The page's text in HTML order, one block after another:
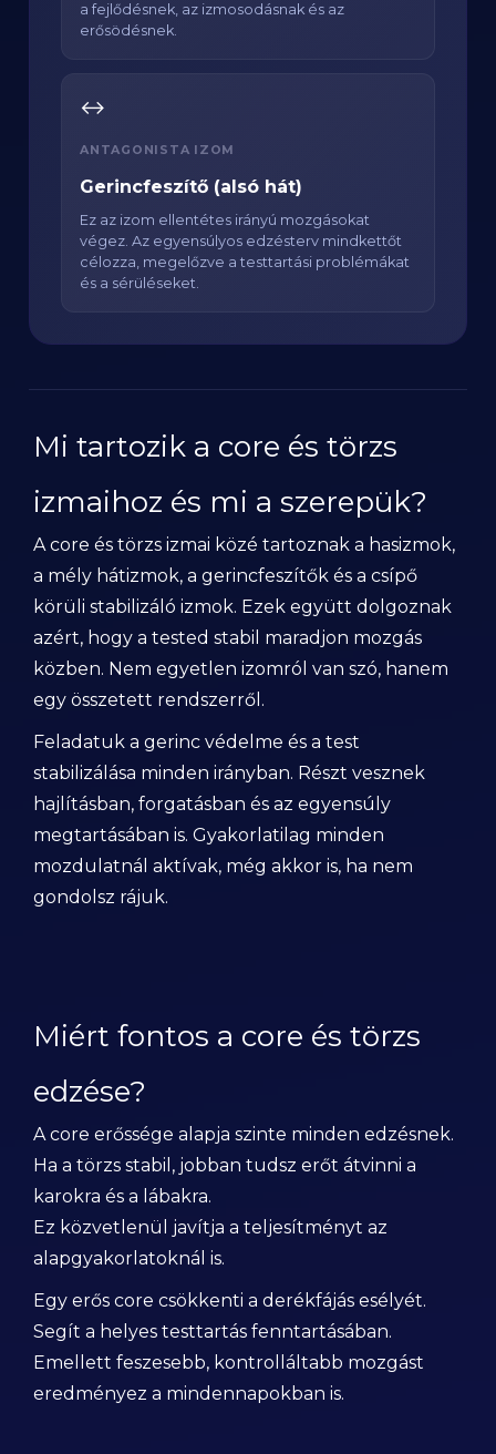
a fejlődésnek, az izmosodásnak és az
erősödésnek.
↔️
ANTAGONISTA IZOM
Gerincfeszítő (alsó hát)
Ez az izom ellentétes irányú mozgásokat
végez. Az egyensúlyos edzésterv mindkettőt
célozza, megelőzve a testtartási problémákat
és a sérüléseket.
Mi tartozik a core és törzs
izmaihoz és mi a szerepük?
A core és törzs izmai közé tartoznak a hasizmok,
a mély hátizmok, a gerincfeszítők és a csípő
körüli stabilizáló izmok. Ezek együtt dolgoznak
azért, hogy a tested stabil maradjon mozgás
közben. Nem egyetlen izomról van szó, hanem
egy összetett rendszerről.
Feladatuk a gerinc védelme és a test
stabilizálása minden irányban. Részt vesznek
hajlításban, forgatásban és az egyensúly
megtartásában is. Gyakorlatilag minden
mozdulatnál aktívak, még akkor is, ha nem
gondolsz rájuk.
Miért fontos a core és törzs
edzése?
A core erőssége alapja szinte minden edzésnek.
Ha a törzs stabil, jobban tudsz erőt átvinni a
karokra és a lábakra.
Ez közvetlenül javítja a teljesítményt az
alapgyakorlatoknál is.
Egy erős core csökkenti a derékfájás esélyét.
Segít a helyes testtartás fenntartásában.
Emellett feszesebb, kontrolláltabb mozgást
eredményez a mindennapokban is.